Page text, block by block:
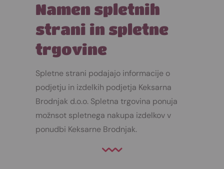
Namen spletnih
strani in spletne
trgovine
Spletne strani podajajo informacije o
podjetju in izdelkih podjetja Keksarna
Brodnjak d.o.o. Spletna trgovina ponuja
možnsot spletnega nakupa izdelkov v
ponudbi Keksarne Brodnjak.